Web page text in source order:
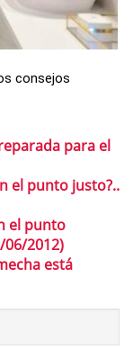
consejos
para el
el punto justo?..
el punto
06/2012)
está